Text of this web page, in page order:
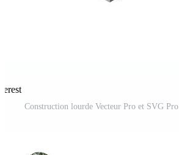
Construction lourde Vecteur Pro et SVG Pro